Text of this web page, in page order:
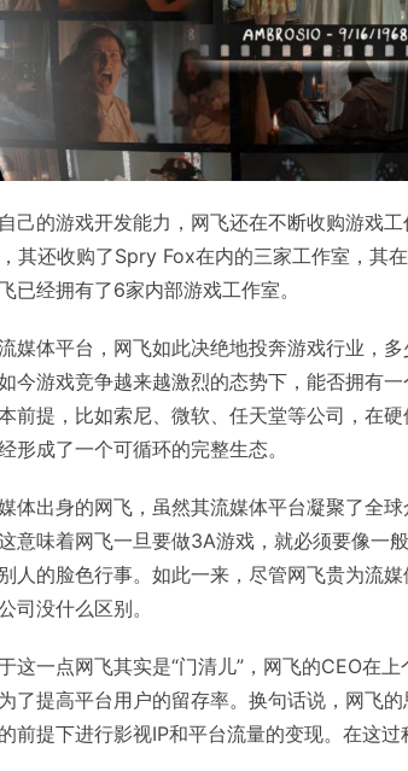
己的游戏开发能力，网飞还在不断收购游戏
其还收购了Spry Fox在内的三家工作室，其
已经拥有了6家内部游戏工作室。
媒体平台，网飞如此决绝地投奔游戏行业，
今游戏竞争越来越激烈的态势下，能否拥有
前提，比如索尼、微软、任天堂等公司，在
形成了一个可循环的完整生态。
体出身的网飞，虽然其流媒体平台凝聚了全
意味着网飞一旦要做3A游戏，就必须要像一
人的脸色行事。如此一来，尽管网飞贵为流
司没什么区别。
这一点网飞其实是“门清儿”，网飞的CEO在
了提高平台用户的留存率。换句话说，网飞
前提下进行影视IP和平台流量的变现。在这过